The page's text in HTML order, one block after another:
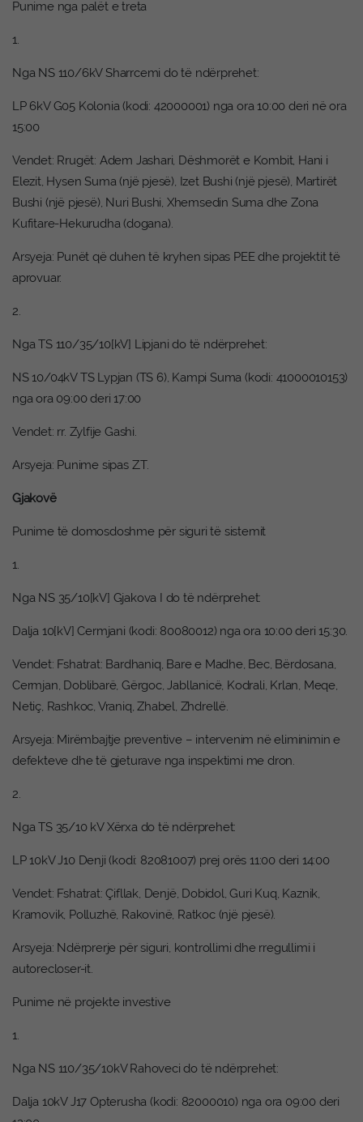
Punime nga palët e treta
1.
Nga NS 110/6kV Sharrcemi do të ndërprehet:
LP 6kV G05 Kolonia (kodi: 42000001) nga ora 10:00 deri në ora
15:00
Vendet: Rrugët: Adem Jashari, Dëshmorët e Kombit, Hani i
Elezit, Hysen Suma (një pjesë), Izet Bushi (një pjesë), Martirët
Bushi (një pjesë), Nuri Bushi, Xhemsedin Suma dhe Zona
Kufitare-Hekurudha (dogana).
Arsyeja: Punët që duhen të kryhen sipas PEE dhe projektit të
aprovuar.
2.
Nga TS 110/35/10[kV] Lipjani do të ndërprehet:
NS 10/04kV TS Lypjan (TS 6), Kampi Suma (kodi: 41000010153)
nga ora 09:00 deri 17:00
Vendet: rr. Zylfije Gashi.
Arsyeja: Punime sipas Z.T.
Gjakovë
Punime të domosdoshme për siguri të sistemit
1.
Nga NS 35/10[kV] Gjakova I do të ndërprehet:
Dalja 10[kV] Cermjani (kodi: 80080012) nga ora 10:00 deri 15:30.
Vendet: Fshatrat: Bardhaniq, Bare e Madhe, Bec, Bërdosana,
Cermjan, Doblibarë, Gërgoc, Jabllanicë, Kodrali, Krlan, Meqe,
Netiç, Rashkoc, Vraniq, Zhabel, Zhdrellë.
Arsyeja: Mirëmbajtje preventive – intervenim në eliminimin e
defekteve dhe të gjeturave nga inspektimi me dron.
2.
Nga TS 35/10 kV Xërxa do të ndërprehet:
LP 10kV J10 Denji (kodi: 82081007) prej orës 11:00 deri 14:00
Vendet: Fshatrat: Çifllak, Denjë, Dobidol, Guri Kuq, Kaznik,
Kramovik, Polluzhë, Rakovinë, Ratkoc (një pjesë).
Arsyeja: Ndërprerje për siguri, kontrollimi dhe rregullimi i
autorecloser-it.
Punime në projekte investive
1.
Nga NS 110/35/10kV Rahoveci do të ndërprehet:
Dalja 10kV J17 Opterusha (kodi: 82000010) nga ora 09:00 deri